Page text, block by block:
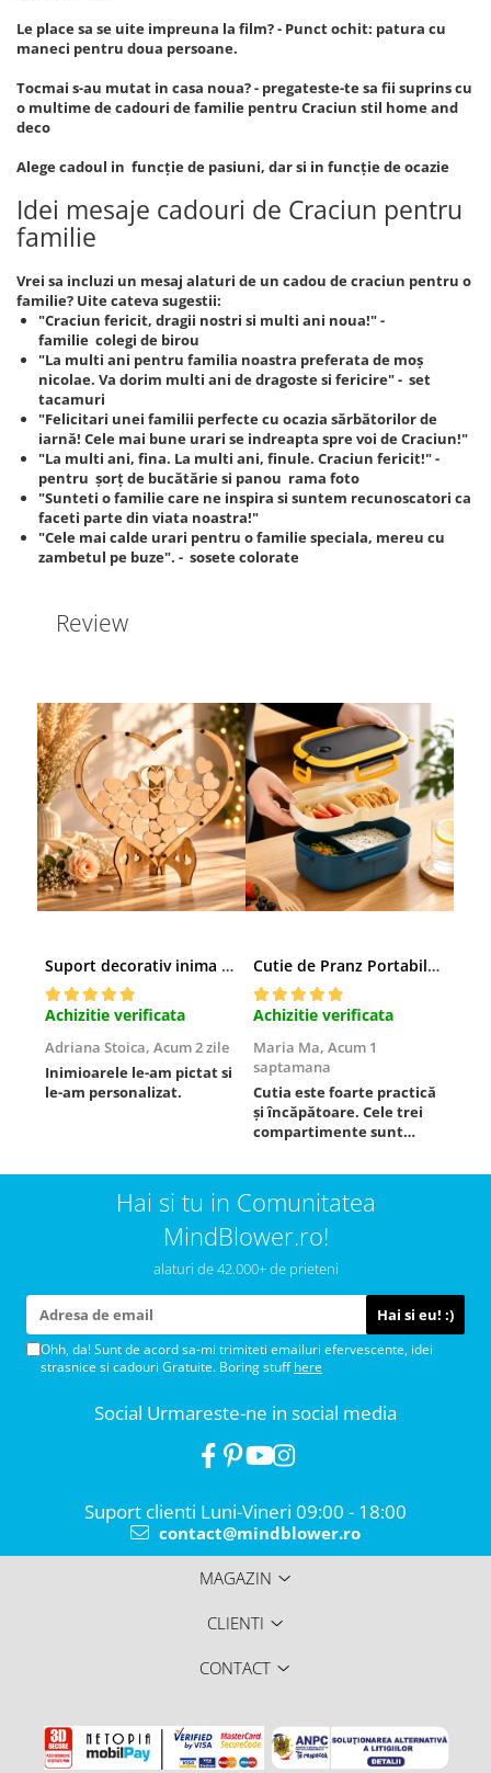
Le place sa se uite impreuna la film? - Punct ochit: patura cu
maneci pentru doua persoane.
Tocmai s-au mutat in casa noua? - pregateste-te sa fii suprins cu
o multime de cadouri de familie pentru Craciun stil home and
deco
Alege cadoul in funcție de pasiuni, dar si in funcție de ocazie
Idei mesaje cadouri de Craciun pentru
familie
Vrei sa incluzi un mesaj alaturi de un cadou de craciun pentru o
familie? Uite cateva sugestii:
"Craciun fericit, dragii nostri si multi ani noua!" -
familie colegi de birou
"La multi ani pentru familia noastra preferata de moș
nicolae. Va dorim multi ani de dragoste si fericire" - set
tacamuri
"Felicitari unei familii perfecte cu ocazia sărbătorilor de
iarnă! Cele mai bune urari se indreapta spre voi de Craciun!"
"La multi ani, fina. La multi ani, finule. Craciun fericit!" -
pentru șorț de bucătărie si panou rama foto
"Sunteti o familie care ne inspira si suntem recunoscatori ca
faceti parte din viata noastra!"
"Cele mai calde urari pentru o familie speciala, mereu cu
zambetul pe buze". - sosete colorate
Review
Suport decorativ inima cu mesaje, Cadou cu suflet
Achizitie verificata
Adriana Stoica, Acum 2 zile
Inimioarele le-am pictat si
le-am personalizat.
Cutie de Pranz Portabila cu Compartimente
Achizitie verificata
Maria Ma, Acum 1
saptamana
Cutia este foarte practică
și încăpătoare. Cele trei
compartimente sunt
alimentele, iar închiderea
este sigură, fără scurgeri.
O folosesc aproape zilnic la
serviciu și sunt foarte
mulțumită.
se
Hai si tu in Comunitatea
MindBlower.ro!
alaturi de 42.000+ de prieteni
Ohh, da! Sunt de acord sa-mi trimiteti emailuri efervescente, idei
strasnice si cadouri Gratuite. Boring stuffhere
Social Urmareste-ne in social media
Suport clienti Luni-Vineri 09:00 - 18:00
contact@mindblower.ro
MAGAZIN
CLIENTI
CONTACT